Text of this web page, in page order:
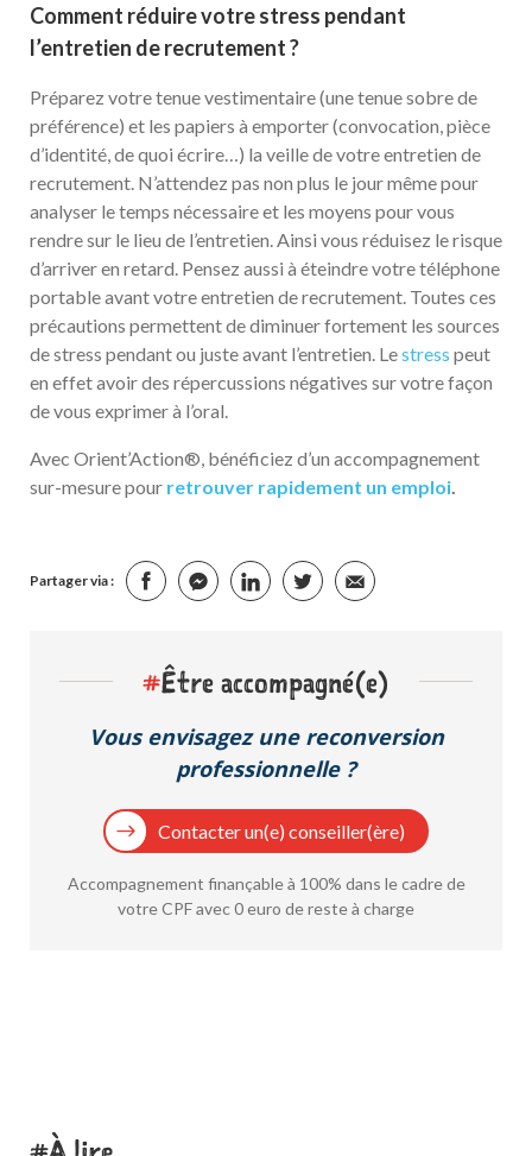
Comment réduire votre stress pendant
l’entretien de recrutement ?
Préparez votre tenue vestimentaire (une tenue sobre de
préférence) et les papiers à emporter (convocation, pièce
d’identité, de quoi écrire…) la veille de votre entretien de
recrutement. N’attendez pas non plus le jour même pour
analyser le temps nécessaire et les moyens pour vous
rendre sur le lieu de l’entretien. Ainsi vous réduisez le risque
d’arriver en retard. Pensez aussi à éteindre votre téléphone
portable avant votre entretien de recrutement. Toutes ces
précautions permettent de diminuer fortement les sources
de stress pendant ou juste avant l’entretien. Lestress peut
en effet avoir des répercussions négatives sur votre façon
de vous exprimer à l’oral.
Avec Orient’Action®, bénéficiez d’un accompagnement
sur-mesure pour retrouver rapidement un emploi.
Partager via :
#Être accompagné(e)
Vous envisagez une reconversion
professionnelle ?
Contacter un(e) conseiller(ère)
Accompagnement finançable à 100% dans le cadre de
votre CPF avec 0 euro de reste à charge